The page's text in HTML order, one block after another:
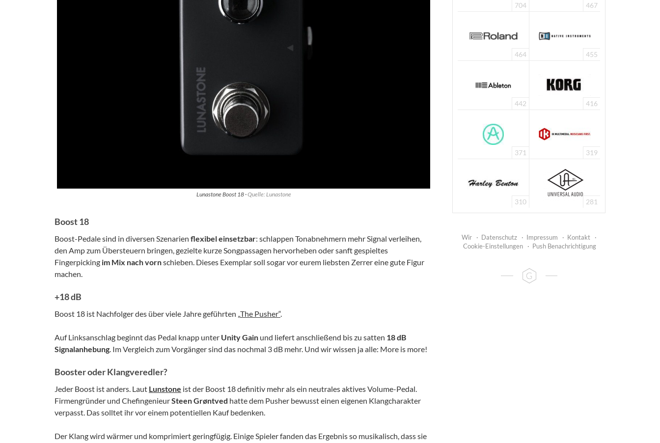
Lunastone Boost 18 ·Quelle: Lunastone
Boost 18
Boost-Pedale sind in diversen Szenarien flexibel einsetzbar: schlappen Tonabnehmern mehr Signal verleihen,
den Amp zum Übersteuern bringen, gezielte kurze Songpassagen hervorheben oder sanft gespieltes
Fingerpicking im Mix nach vornschieben. Dieses Exemplar soll sogar vor eurem liebsten Zerrer eine gute Figur
machen.
+18 dB
Boost 18 ist Nachfolger des über viele Jahre geführten „The Pusher“.
Auf Linksanschlag beginnt das Pedal knapp unter Unity Gain und liefert anschließend bis zu satten 18 dB
Signalanhebung. Im Vergleich zum Vorgänger sind das nochmal 3 dB mehr. Und wir wissen ja alle: More is more!
Booster oder Klangveredler?
Jeder Boost ist anders. Laut Lunstone ist der Boost 18 definitiv mehr als ein neutrales aktives Volume-Pedal.
Firmengründer und ChefingenieurSteen Grøntved hatte dem Pusher bewusst einen eigenen Klangcharakter
verpasst. Das solltet ihr vor einem potentiellen Kauf bedenken.
Der Klang wird wärmer und komprimiert geringfügig. Einige Spieler fanden das Ergebnis so musikalisch, dass sie
704 467
464 455
442 416
371 319
310 281
Wir · Datenschutz · Impressum · Kontakt
·
Cookie-Einstellungen
· Push Benachrichtigung